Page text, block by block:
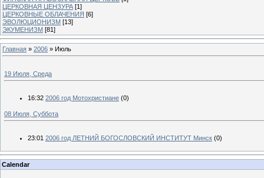
ЦЕРКОВНАЯ ЦЕНЗУРА [1]
ЦЕРКОВНЫЕ ОБЛАЧЕНИЯ [6]
ЭВОЛЮЦИОНИЗМ [13]
ЭКУМЕНИЗМ [81]
Главная » 2006 » Июль
19 Июля, Среда
16:32 2006 год Мотохристиане (0)
08 Июля, Суббота
23:01 2006 год ЛЕТНИЙ БОГОСЛОВСКИЙ ИНСТИТУТ Минск (0)
Calendar